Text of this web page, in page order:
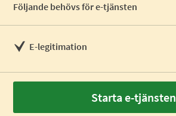
Följande behövs för e-tjänsten
E-legitimation
Starta e-tjänsten